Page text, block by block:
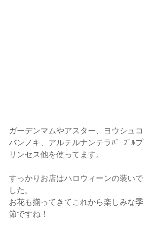
ガーデンマムやアスター、ヨウシュコ
バンノキ、アルテルナンテラﾊﾟｰﾌﾟﾙプ
リンセス他を使ってます。
すっかりお店はハロウィーンの装いで
した。
お花も揃ってきてこれから楽しみな季
節ですね！